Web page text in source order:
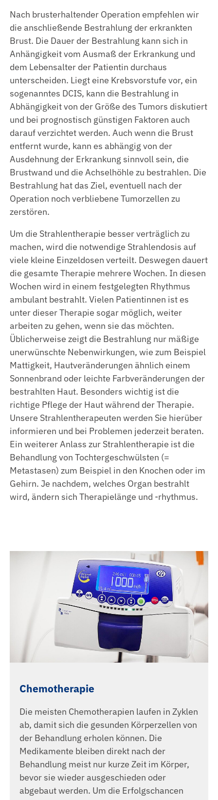
Nach brusterhaltender Operation empfehlen wir
die anschließende Bestrahlung der erkrankten
Brust. Die Dauer der Bestrahlung kann sich in
Anhängigkeit vom Ausmaß der Erkrankung und
dem Lebensalter der Patientin durchaus
unterscheiden. Liegt eine Krebsvorstufe vor, ein
sogenanntes DCIS, kann die Bestrahlung in
Abhängigkeit von der Größe des Tumors diskutiert
und bei prognostisch günstigen Faktoren auch
darauf verzichtet werden. Auch wenn die Brust
entfernt wurde, kann es abhängig von der
Ausdehnung der Erkrankung sinnvoll sein, die
Brustwand und die Achselhöhle zu bestrahlen. Die
Bestrahlung hat das Ziel, eventuell nach der
Operation noch verbliebene Tumorzellen zu
zerstören.
Um die Strahlentherapie besser verträglich zu
machen, wird die notwendige Strahlendosis auf
viele kleine Einzeldosen verteilt. Deswegen dauert
die gesamte Therapie mehrere Wochen. In diesen
Wochen wird in einem festgelegten Rhythmus
ambulant bestrahlt. Vielen Patientinnen ist es
unter dieser Therapie sogar möglich, weiter
arbeiten zu gehen, wenn sie das möchten.
Üblicherweise zeigt die Bestrahlung nur mäßige
unerwünschte Nebenwirkungen, wie zum Beispiel
Mattigkeit, Hautveränderungen ähnlich einem
Sonnenbrand oder leichte Farbveränderungen der
bestrahlten Haut. Besonders wichtig ist die
richtige Pflege der Haut während der Therapie.
Unsere Strahlentherapeuten werden Sie hierüber
informieren und bei Problemen jederzeit beraten.
Ein weiterer Anlass zur Strahlentherapie ist die
Behandlung von Tochtergeschwülsten (=
Metastasen) zum Beispiel in den Knochen oder im
Gehirn. Je nachdem, welches Organ bestrahlt
wird, ändern sich Therapielänge und -rhythmus.
Chemotherapie
Die meisten Chemotherapien laufen in Zyklen
ab, damit sich die gesunden Körperzellen von
der Behandlung erholen können. Die
Medikamente bleiben direkt nach der
Behandlung meist nur kurze Zeit im Körper,
bevor sie wieder ausgeschieden oder
abgebaut werden. Um die Erfolgschancen